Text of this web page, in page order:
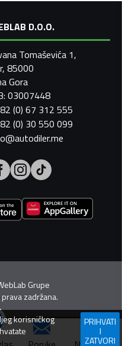
D.O.O.
Tomaševića 1,
85000
Gora
03007448
(0) 67 312 555
(0) 30 550 099
Grupe
zadržana.
korisničkog
PRIHVATI
I
ZATVORI